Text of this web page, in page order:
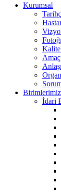
Kurumsal
Birimlerimiz
İdari